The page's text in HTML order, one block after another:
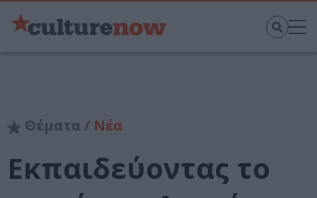
Θέματα / Νέα
Εκπαιδεύοντας το